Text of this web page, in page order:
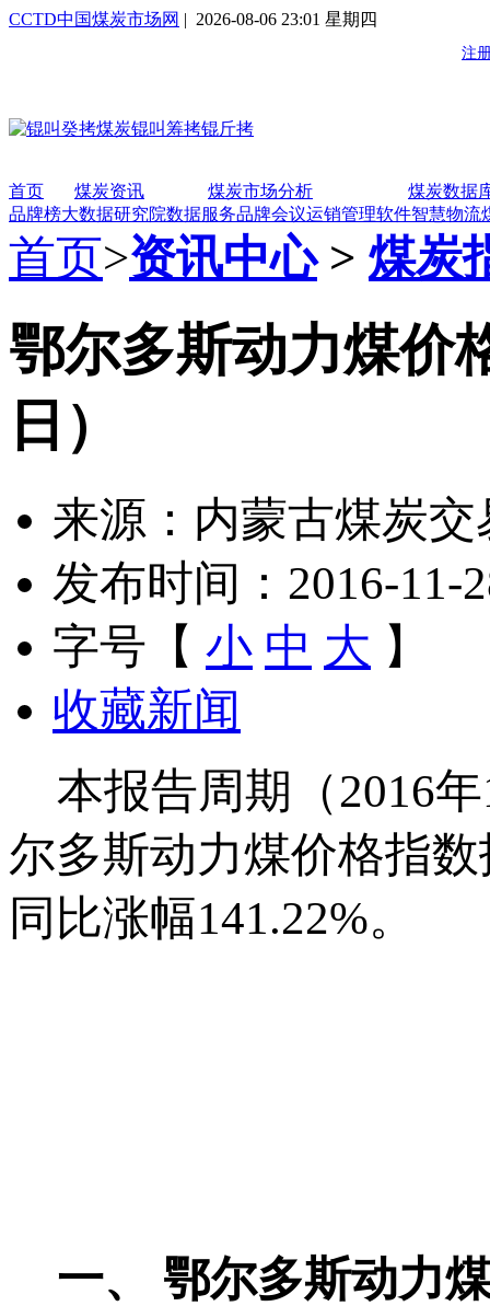
CCTD中国煤炭市场网 | 2026-08-06 23:01 星期四
首页 煤炭资讯 煤炭市场分析
煤炭数据
品牌榜大数据研究院数据服务品牌会议运销管理软件智慧物流
首页>资讯中心> 煤炭
鄂尔多斯动力煤价
日）
来源：内蒙古煤炭交
发布时间：2016-11-
字号【 小 中 大 】
收藏新闻
本报告周期（2016年
尔多斯动力煤价格指
同比涨幅141.22%。
一、 鄂尔多斯动力